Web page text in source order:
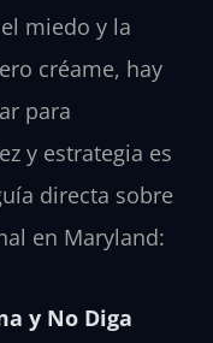
miedo y la
créame, hay
para
y estrategia es
directa sobre
en Maryland:
y No Diga